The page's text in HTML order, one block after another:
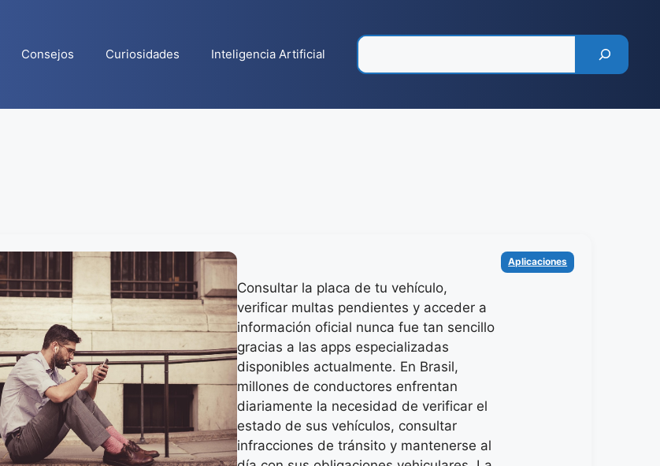
Consejos Curiosidades Inteligencia Artificial
Consultar la placa de tu vehículo,
verificar multas pendientes y acceder a
información oficial nunca fue tan sencillo
gracias a las apps especializadas
disponibles actualmente. En Brasil,
millones de conductores enfrentan
diariamente la necesidad de verificar el
estado de sus vehículos, consultar
infracciones de tránsito y mantenerse al
Categorías
Aplicaciones